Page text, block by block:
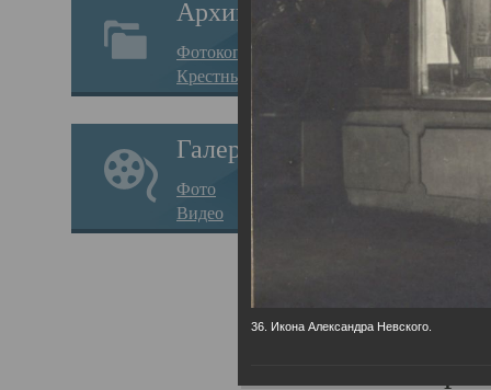
Архив
Фотокопии дел
Крестные ходы
Галерея
Фото
Видео
36. Икона Александра Невского.